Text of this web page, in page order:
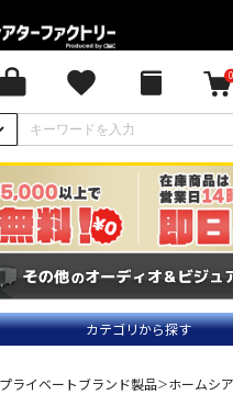
0
カテゴリから探す
ライベートブランド製品＞ホームシ